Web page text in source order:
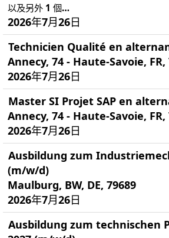
以及另外 1 個…
2026年7月26日
Technicien Qualité en
Annecy, 74 - Haute-Savoie, FR,
2026年7月26日
Master SI Projet SAP en
Annecy, 74 - Haute-Savoie, FR,
2026年7月26日
Ausbildung zum
(m/w/d)
Maulburg, BW, DE, 79689
2026年7月26日
Ausbildung zum technischen